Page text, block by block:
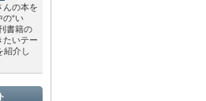
んの本を
の“い
書籍の
たいテー
紹介し